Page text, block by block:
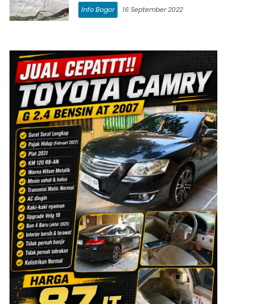
Info Bogor 16 September 2022